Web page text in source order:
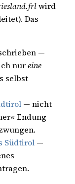
wird
Das
—
nureine
selbst
— nicht
Endung
Südtirol —